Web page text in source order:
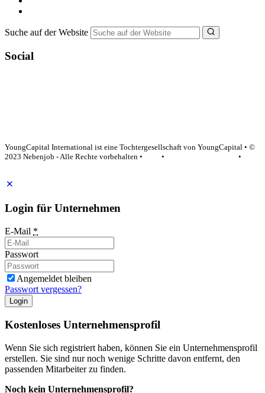
Suche auf der Website
Social
YoungCapital International ist eine Tochtergesellschaft von YoungCapital • ©
2023 Nebenjob - Alle Rechte vorbehalten •
•
•
Login für Unternehmen
E-Mail *
Passwort
Angemeldet bleiben
Passwort vergessen?
Login
Kostenloses Unternehmensprofil
Wenn Sie sich registriert haben, können Sie ein Unternehmensprofil
erstellen. Sie sind nur noch wenige Schritte davon entfernt, den
passenden Mitarbeiter zu finden.
Noch kein Unternehmensprofil?